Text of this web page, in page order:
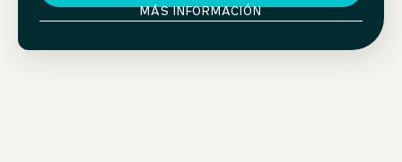
MÁS INFORMACIÓN